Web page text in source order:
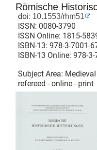
Römische
doi: 10.1553/rhm51
ISSN: 0080-3790
ISSN Online: 1815-
ISBN-13: 978-3-7001-
ISBN-13 Online: 978-3-
Subject Area:
refereed - online - print